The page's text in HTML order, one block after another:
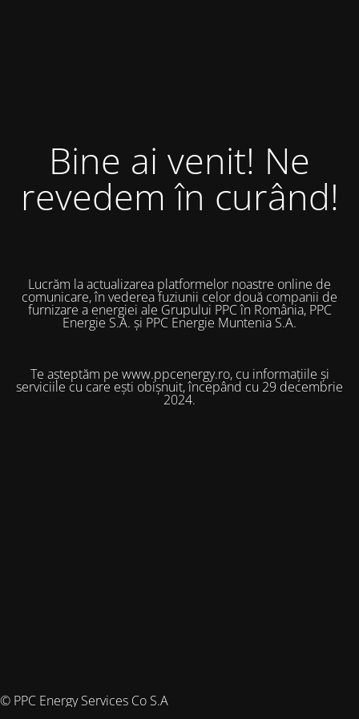
Bine ai venit! Ne
revedem în curând!
Lucrăm la actualizarea platformelor noastre online de
comunicare, în vederea fuziunii celor două companii de
furnizare a energiei ale Grupului PPC în România, PPC
Energie S.A. și PPC Energie Muntenia S.A.
Te așteptăm pe www.ppcenergy.ro, cu informațiile și
serviciile cu care ești obișnuit, începând cu 29 decembrie
2024.
© PPC Energy Services Co S.A